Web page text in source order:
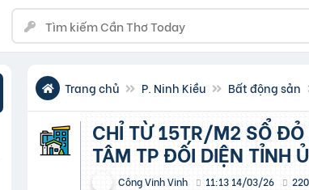
Trang chủ P. Ninh Kiều Bất động sản
CHỈ TỪ 15TR/M2 SỔ ĐỎ LÂU DÀI TRAO TAY NGAY TRUNG
TÂM TP ĐỐI DIỆN
Công Vinh Vinh 11:13 14/03/26